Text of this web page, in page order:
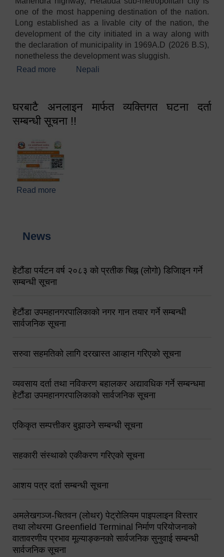
one of the most happening destination of the nation.
Long established as a livable city of the nation, the
development of the city initiated in a way along with
the declaration of municipality in 1969A.D (2026 B.S),
nonetheless the development was sluggish.
Read more about Welcome
Nepali
घरबाटै अनलाइन मार्फत व्यक्तिगत घटना दर्ता
सम्बन्धी सूचना !!
Read more
News
हेटौंडा पर्यटन वर्ष २०८३ को प्रतीक चिह्न (लोगो) डिजिाइन गर्ने
सम्बन्धी सूचना
हेटौंडा उपमहानगरपालिकाको नगर गान तयार गर्ने सम्बन्धी
सार्वजनिक सूचना
सरुवा सहमतिको लागि दरखास्त आव्हान गरिएको सूचना
व्यवसाय दर्ता तथा नविकरण बहालकर अद्यावधिक गर्ने सम्बन्धमा
हेटौंडा उपमहानगरपालिकाको सार्वजनिक सूचना
एकिकृत सम्पत्तीकर बुझाउने सम्बन्धी सूचना
सहकारी संस्थाको एकीकरण गरिएको सूचना
आशय पत्र दर्ता सम्बन्धी सूचना
अमलेखगञ्ज-चितवन (लोथर) पेट्रोलियम पाइपलाइन विस्तार
तथा लोथरमा Greenfield Terminal निर्माण परियोजनाको
वातावरणीय प्रभाव मूल्याङ्कनको सार्वजनिक सुनुवाई सम्बन्धी
सार्वजनिक सूचना